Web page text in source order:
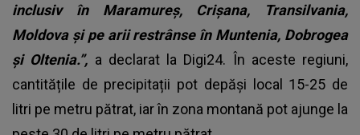
inclusiv în Maramureș, Crișana, Transilvania,
Moldova și pe arii restrânse în Muntenia, Dobrogea
și Oltenia.”, a declarat la Digi24. În aceste regiuni,
cantitățile de precipitații pot depăși local 15-25 de
litri pe metru pătrat, iar în zona montană pot ajunge la